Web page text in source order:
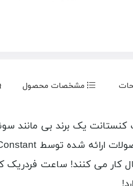
مشخصات محصول
کنستانت یک برند بی مانند